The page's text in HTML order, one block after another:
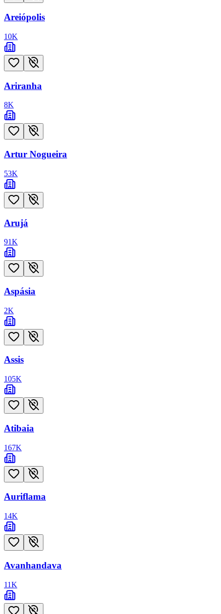
Areiópolis
10K
Ariranha
8K
Artur Nogueira
53K
Arujá
91K
Aspásia
2K
Assis
105K
Atibaia
167K
Auriflama
14K
Avanhandava
11K